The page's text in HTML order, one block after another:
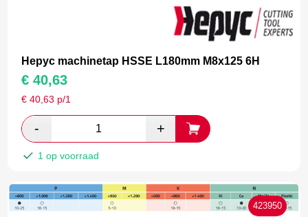
Hepyc machinetap HSSE L180mm M8x125 6H
€ 40,63
€40,63 p/1
1 op voorraad
423950